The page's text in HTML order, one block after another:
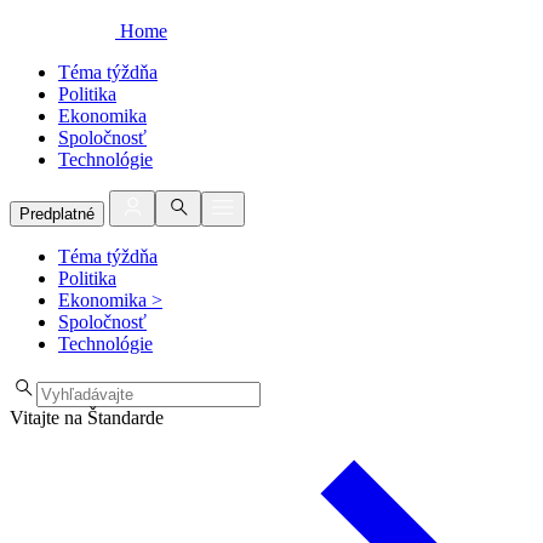
Home
Téma týždňa
Politika
Ekonomika
Spoločnosť
Technológie
Predplatné
Téma týždňa
Politika
Ekonomika >
Spoločnosť
Technológie
Vitajte na Štandarde